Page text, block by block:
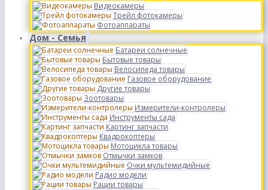
Видеокамеры
Трейл фотокамеры
Фотоаппараты
Дом - Семья
Батареи солнечные
Бытовые товары
Велосипеда товары
Газовое оборудование
Другие товары
Зоотовары
Измерители-контролеры
Инструменты сада
Картинг запчасти
Квадрокоптеры
Мотоцикла товары
Отмычки замков
Очки мультемидийные
Радио модели
Рации товары